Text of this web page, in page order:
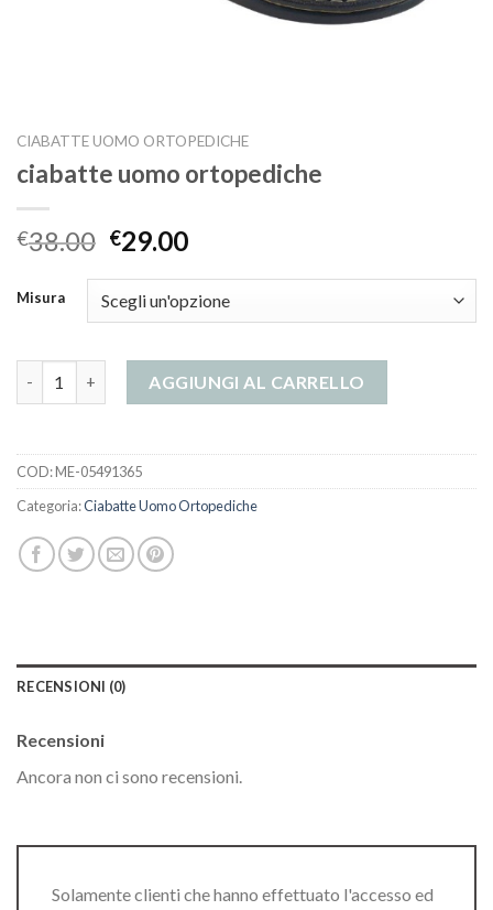
CIABATTE UOMO ORTOPEDICHE
ciabatte uomo ortopediche
€38.00 €29.00
Misura
AGGIUNGI AL CARRELLO
COD:ME-05491365
Categoria:Ciabatte Uomo Ortopediche
RECENSIONI (0)
Recensioni
Ancora non ci sono recensioni.
Solamente clienti che hanno effettuato l'accesso ed